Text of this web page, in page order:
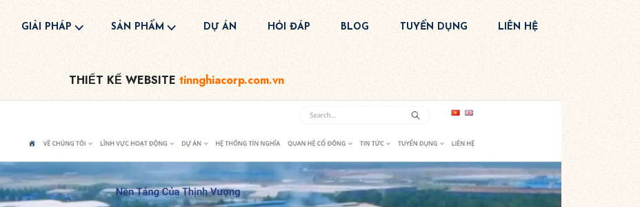
GIẢI PHÁP SẢN PHẨM DỰ ÁN HỎI ĐÁP BLOG TUYỂN DỤNG LIÊN HỆ
THIẾT KẾ WEBSITE tinnghiacorp.com.vn